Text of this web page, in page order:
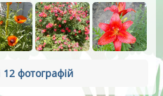
12 фотографій